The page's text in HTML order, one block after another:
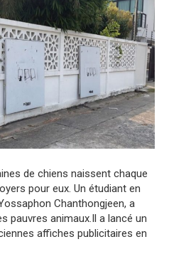
de chiens naissent chaque
pour eux. Un étudiant en
Chanthongjeen, a
pauvres animaux.Il a lancé un
affiches publicitaires en